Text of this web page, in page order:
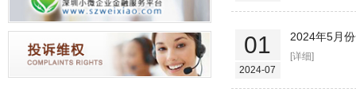
01
2024-07
2024年5月
[详细]